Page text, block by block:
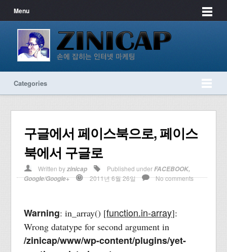
Menu
Categories
구글에서 페이스북으로, 페이스
북에서 구글로
Written byzinicap Published underFACEBOOK,
Google/Google+
2011년 6월 26일 No comments
Warning: in_array() [function.in-array]:
Wrong datatype for second argument in
/zinicap/www/wp-content/plugins/yet-